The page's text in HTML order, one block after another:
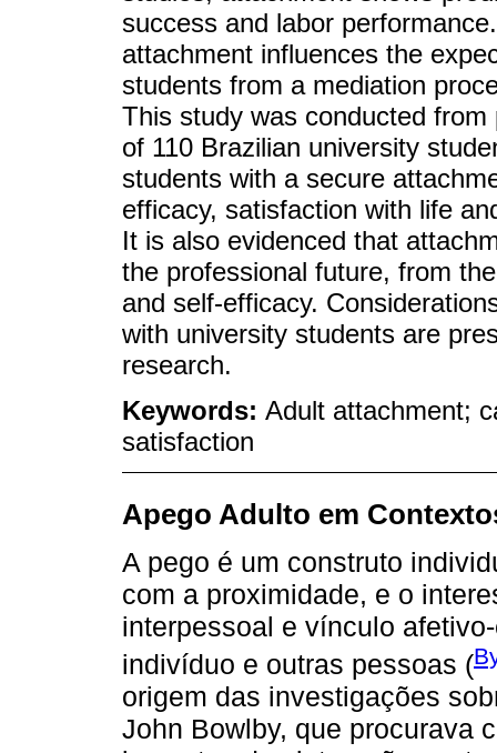
success and labor
attachment influences the
students from a mediation
This study was conducted
of 110 Brazilian university
students with a secure
efficacy, satisfaction with life
It is also evidenced that
the professional future, from
and self-efficacy.
with university students are
research.
Keywords: Adult attachment;
satisfaction
Apego Adulto em
A pego é um construto
com a proximidade, e o
interpessoal e vínculo
indivíduo e outras pessoas (
origem das investigações
John Bowlby, que procurava